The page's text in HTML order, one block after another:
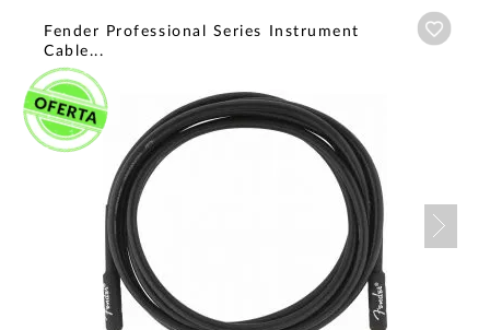
Fender Professional Series Instrument
Cable...